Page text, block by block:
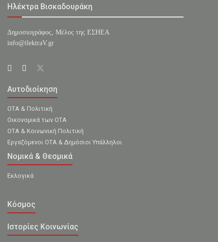
Ηλέκτρα Βισκαδουράκη
Δημοσιογράφος, Μέλος της ΕΣHΕΑ
info@ilektraV.gr
Αυτοδιοίκηση
ΟΤΑ & Πολιτική
Οικονομικά των ΟΤΑ
ΟΤΑ & Κοινωνική Πολιτική
Εργαζόμενοι ΟΤΑ & Δημόσιοι Υπάλληλοι
Νομικά & Θεσμικά
Εκλογικά
Κόσμος
Ιστορίες Κοινωνίας